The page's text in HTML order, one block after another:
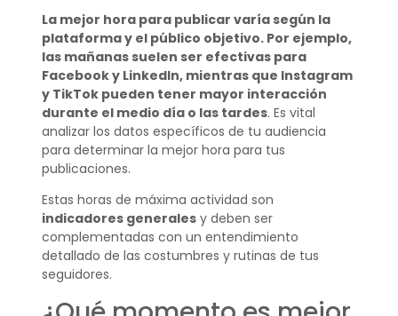
La mejor hora para publicar varía según la
plataforma y el público objetivo. Por ejemplo,
las mañanas suelen ser efectivas para
Facebook y LinkedIn, mientras que Instagram
y TikTok pueden tener mayor interacción
durante el medio día o las tardes. Es vital
analizar los datos específicos de tu audiencia
para determinar la mejor hora para tus
publicaciones.
Estas horas de máxima actividad son
indicadores generalesy deben ser
complementadas con un entendimiento
detallado de las costumbres y rutinas de tus
seguidores.